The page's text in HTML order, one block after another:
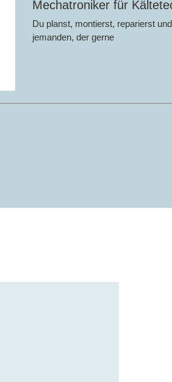
Mechatroniker für
Du planst, montierst, reparierst
jemanden, der gerne